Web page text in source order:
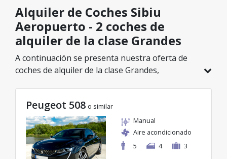
Alquiler de Coches Sibiu
Aeropuerto - 2 coches de
alquiler de la clase Grandes
A continuación se presenta nuestra oferta de
coches de alquiler de la clase Grandes,
modelo ideal de la categoría seleccionada, con
tarifas excelentes desde solo 50€/día.
Peugeot 508 o similar
Manual
Aire acondicionado
5
4 3